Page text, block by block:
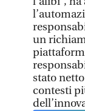
un
stato
contesti